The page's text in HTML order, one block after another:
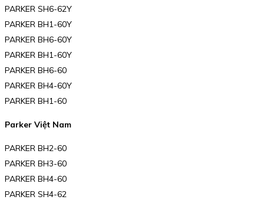
PARKER SH6-62Y
PARKER BH1-60Y
PARKER BH6-60Y
PARKER BH1-60Y
PARKER BH6-60
PARKER BH4-60Y
PARKER BH1-60
Parker Việt Nam
PARKER BH2-60
PARKER BH3-60
PARKER BH4-60
PARKER SH4-62